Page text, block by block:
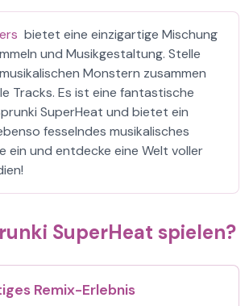
bietet eine einzigartige Mischung
und Musikgestaltung. Stelle
Monstern zusammen
Tracks. Es ist eine fantastische
SuperHeat und bietet ein
fesselndes musikalisches
ein und entdecke eine Welt voller
SuperHeat spielen?
Remix-Erlebnis